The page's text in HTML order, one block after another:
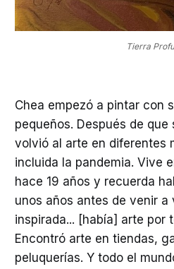
Tierra
Chea empezó a pintar con
pequeños. Después de
volvió al arte en diferentes
incluida la pandemia. Vive
hace 19 años y recuerda
unos años antes de venir
inspirada... [había] arte por
Encontró arte en tiendas,
peluquerías. Y todo el